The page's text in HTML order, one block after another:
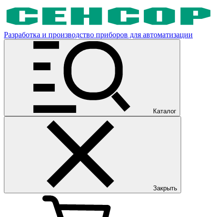
Разработка и производство приборов для автоматизации
Каталог
Закрыть